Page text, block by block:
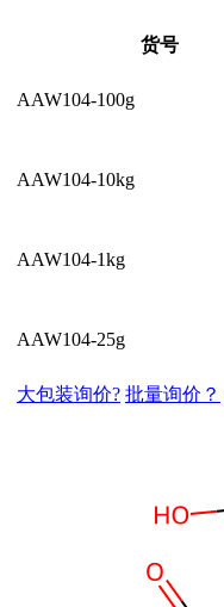
货号
AAW104-100g
AAW104-10kg
AAW104-1kg
AAW104-25g
大包装询价? 批量询价？